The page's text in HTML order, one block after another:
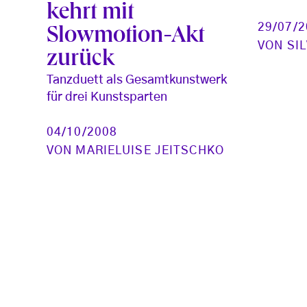
29/07/
VON
kehrt mit
Slowmotion-Akt
zurück
Tanzduett als Gesamtkunstwerk
für drei Kunstsparten
04/10/2008
VON
MARIELUISE JEITSCHKO